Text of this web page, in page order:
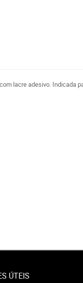
lacre adesivo. Indicada
ÚTEIS